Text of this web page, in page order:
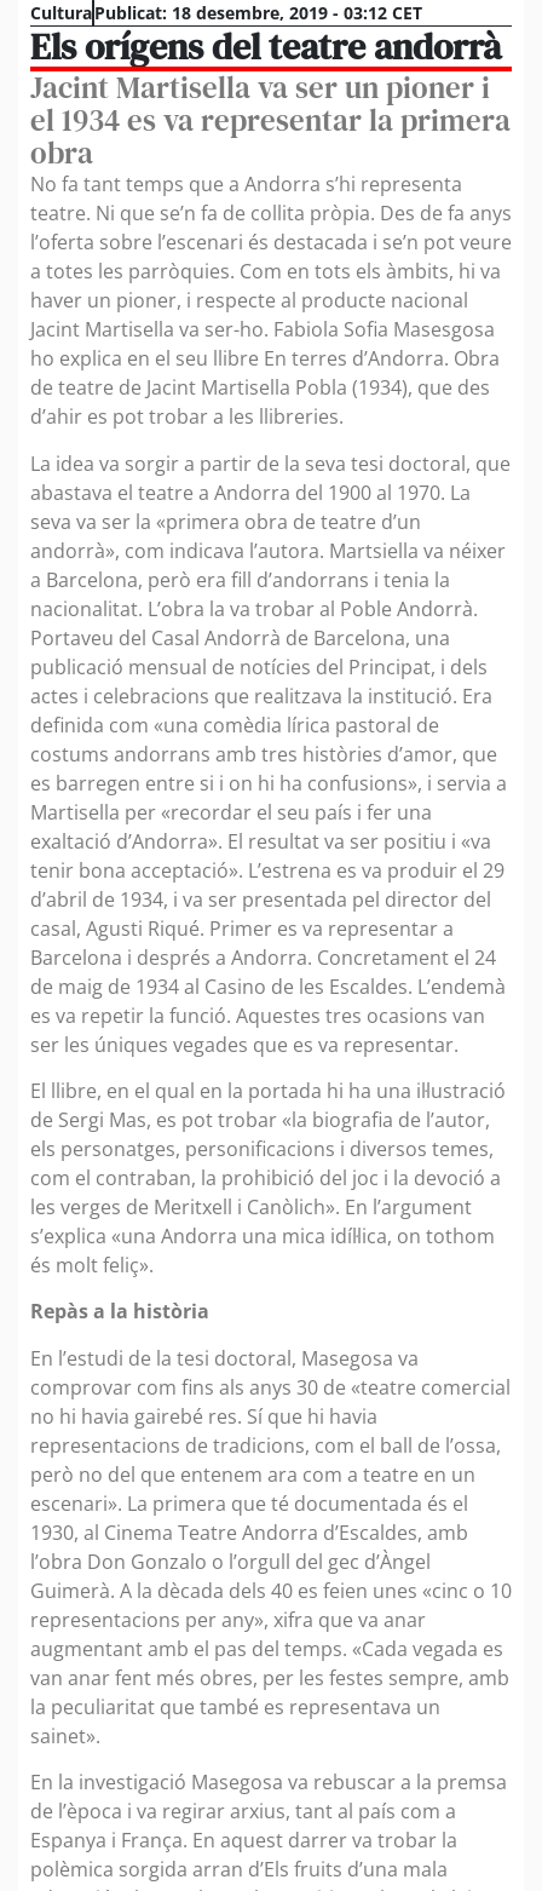
CulturaPublicat: 18 desembre, 2019 - 03:12 CET
Els orígens del teatre andorrà
Jacint Martisella va ser un pioner i
el 1934 es va representar la primera
obra
No fa tant temps que a Andorra s’hi representa
teatre. Ni que se’n fa de collita pròpia. Des de fa anys
l’oferta sobre l’escenari és destacada i se’n pot veure
a totes les parròquies. Com en tots els àmbits, hi va
haver un pioner, i respecte al producte nacional
Jacint Martisella va ser-ho. Fabiola Sofia Masesgosa
ho explica en el seu llibre En terres d’Andorra. Obra
de teatre de Jacint Martisella Pobla (1934), que des
d’ahir es pot trobar a les llibreries.
La idea va sorgir a partir de la seva tesi doctoral, que
abastava el teatre a Andorra del 1900 al 1970. La
seva va ser la «primera obra de teatre d’un
andorrà», com indicava l’autora. Martsiella va néixer
a Barcelona, però era fill d’andorrans i tenia la
nacionalitat. L’obra la va trobar al Poble Andorrà.
Portaveu del Casal Andorrà de Barcelona, una
publicació mensual de notícies del Principat, i dels
actes i celebracions que realitzava la institució. Era
definida com «una comèdia lírica pastoral de
costums andorrans amb tres històries d’amor, que
es barregen entre si i on hi ha confusions», i servia a
Martisella per «recordar el seu país i fer una
exaltació d’Andorra». El resultat va ser positiu i «va
tenir bona acceptació». L’estrena es va produir el 29
d’abril de 1934, i va ser presentada pel director del
casal, Agusti Riqué. Primer es va representar a
Barcelona i després a Andorra. Concretament el 24
de maig de 1934 al Casino de les Escaldes. L’endemà
es va repetir la funció. Aquestes tres ocasions van
ser les úniques vegades que es va representar.
El llibre, en el qual en la portada hi ha una il·lustració
de Sergi Mas, es pot trobar «la biografia de l’autor,
els personatges, personificacions i diversos temes,
com el contraban, la prohibició del joc i la devoció a
les verges de Meritxell i Canòlich». En l’argument
s’explica «una Andorra una mica idíl·lica, on tothom
és molt feliç».
Repàs a la història
En l’estudi de la tesi doctoral, Masegosa va
comprovar com fins als anys 30 de «teatre comercial
no hi havia gairebé res. Sí que hi havia
representacions de tradicions, com el ball de l’ossa,
però no del que entenem ara com a teatre en un
escenari». La primera que té documentada és el
1930, al Cinema Teatre Andorra d’Escaldes, amb
l’obra Don Gonzalo o l’orgull del gec d’Àngel
Guimerà. A la dècada dels 40 es feien unes «cinc o 10
representacions per any», xifra que va anar
augmentant amb el pas del temps. «Cada vegada es
van anar fent més obres, per les festes sempre, amb
la peculiaritat que també es representava un
sainet».
En la investigació Masegosa va rebuscar a la premsa
de l’època i va regirar arxius, tant al país com a
Espanya i França. En aquest darrer va trobar la
polèmica sorgida arran d’Els fruits d’una mala